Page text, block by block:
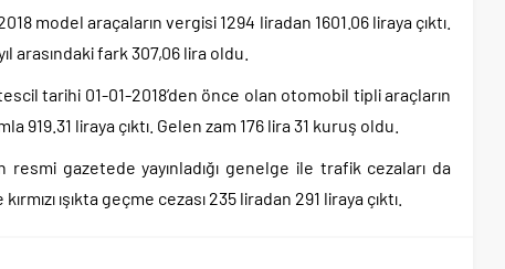
model araçaların vergisi 1294 liradan 1601.06 liraya çıktı.
arasındaki fark 307,06 lira oldu.
tarihi 01-01-2018’den önce olan otomobil tipli araçların
919.31 liraya çıktı. Gelen zam 176 lira 31 kuruş oldu.
resmi gazetede yayınladığı genelge ile trafik cezaları da
ışıkta geçme cezası 235 liradan 291 liraya çıktı.